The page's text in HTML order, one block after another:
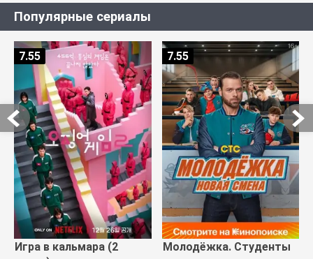
Популярные сериалы
Игра в кальмара (2
7.55
Молодёжка. Студенты
7.55